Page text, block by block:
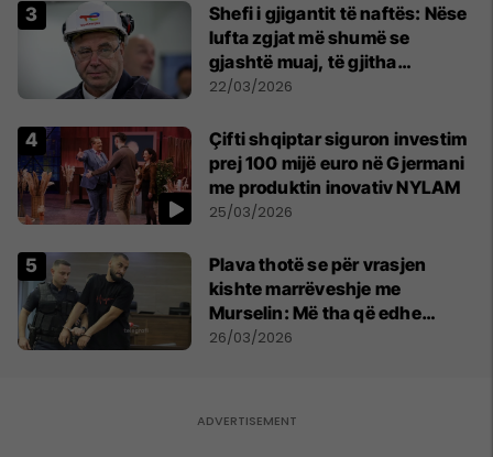
Shefi i gjigantit të naftës: Nëse
lufta zgjat më shumë se
gjashtë muaj, të gjitha
ekonomitë botërore do të
22/03/2026
Çifti shqiptar siguron investim
prej 100 mijë euro në Gjermani
me produktin inovativ NYLAM
25/03/2026
Plava thotë se për vrasjen
kishte marrëveshje me
Murselin: Më tha që edhe
Behgjet Pacolli ka qenë në
26/03/2026